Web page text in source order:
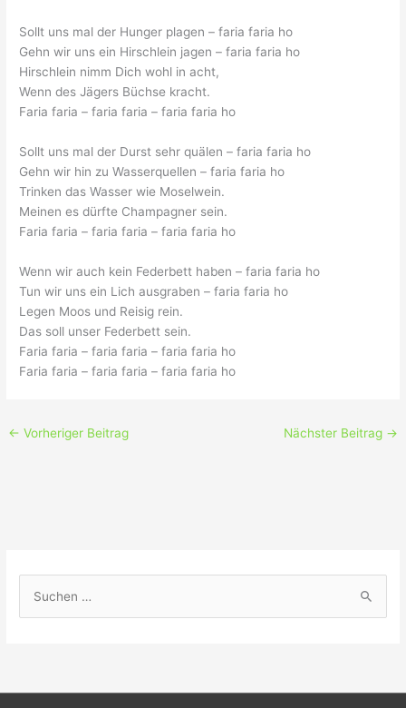
Sollt uns mal der Hunger plagen – faria faria ho
Gehn wir uns ein Hirschlein jagen – faria faria ho
Hirschlein nimm Dich wohl in acht,
Wenn des Jägers Büchse kracht.
Faria faria – faria faria – faria faria ho
Sollt uns mal der Durst sehr quälen – faria faria ho
Gehn wir hin zu Wasserquellen – faria faria ho
Trinken das Wasser wie Moselwein.
Meinen es dürfte Champagner sein.
Faria faria – faria faria – faria faria ho
Wenn wir auch kein Federbett haben – faria faria ho
Tun wir uns ein Lich ausgraben – faria faria ho
Legen Moos und Reisig rein.
Das soll unser Federbett sein.
Faria faria – faria faria – faria faria ho
Faria faria – faria faria – faria faria ho
← Vorheriger Beitrag Nächster Beitrag →